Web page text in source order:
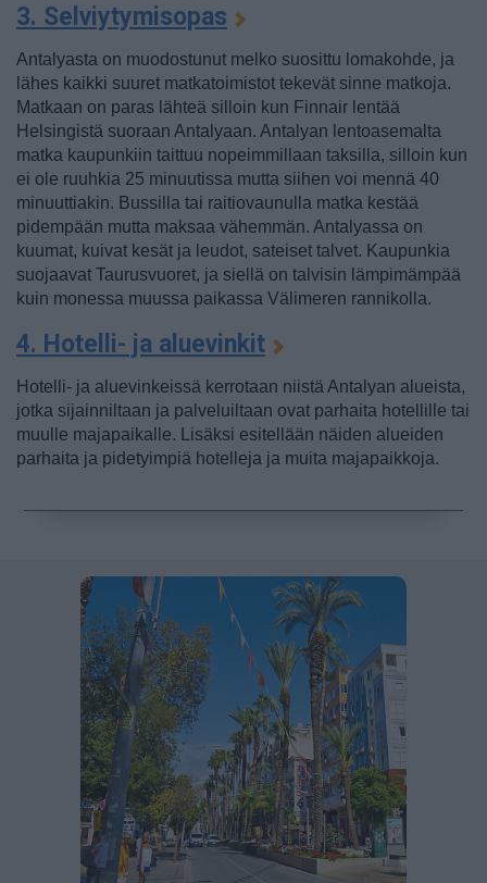
3. Selviytymisopas
Antalyasta on muodostunut melko suosittu lomakohde, ja
lähes kaikki suuret matkatoimistot tekevät sinne matkoja.
Matkaan on paras lähteä silloin kun Finnair lentää
Helsingistä suoraan Antalyaan. Antalyan lentoasemalta
matka kaupunkiin taittuu nopeimmillaan taksilla, silloin kun
ei ole ruuhkia 25 minuutissa mutta siihen voi mennä 40
minuuttiakin. Bussilla tai raitiovaunulla matka kestää
pidempään mutta maksaa vähemmän. Antalyassa on
kuumat, kuivat kesät ja leudot, sateiset talvet. Kaupunkia
suojaavat Taurusvuoret, ja siellä on talvisin lämpimämpää
kuin monessa muussa paikassa Välimeren rannikolla.
4. Hotelli- ja aluevinkit
Hotelli- ja aluevinkeissä kerrotaan niistä Antalyan alueista,
jotka sijainniltaan ja palveluiltaan ovat parhaita hotellille tai
muulle majapaikalle. Lisäksi esitellään näiden alueiden
parhaita ja pidetyimpiä hotelleja ja muita majapaikkoja.